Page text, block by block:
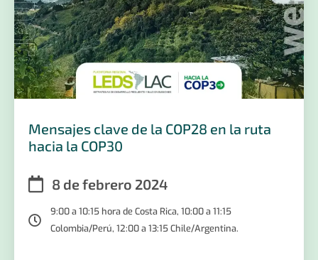
Mensajes clave de la COP28 en la ruta
hacia la COP30
8 de febrero 2024
9:00 a 10:15 hora de Costa Rica, 10:00 a 11:15
Colombia/Perú, 12:00 a 13:15 Chile/Argentina.